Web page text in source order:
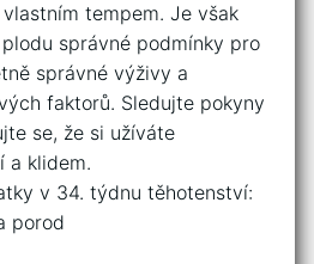
tempem.‌ Je však‌
správné ‌podmínky ​pro
správné výživy a
faktorů. Sledujte pokyny
se, že si užíváte
a klidem.